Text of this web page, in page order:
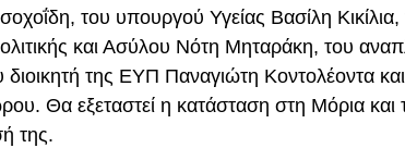
του υπουργού Υγείας Βασίλη
και Ασύλου Νότη Μηταράκη, του
της ΕΥΠ Παναγιώτη Κοντολέοντα
Θα εξεταστεί η κατάσταση στη Μόρια
της.